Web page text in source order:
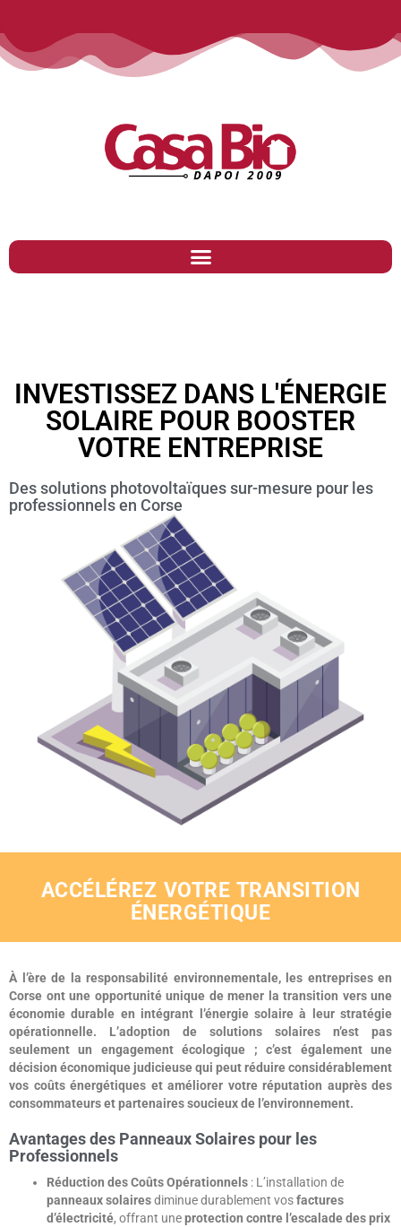
INVESTISSEZ DANS L'ÉNERGIE
SOLAIRE POUR BOOSTER
VOTRE ENTREPRISE
Des solutions photovoltaïques sur-mesure pour les
professionnels en Corse
ACCÉLÉREZ VOTRE TRANSITION
ÉNERGÉTIQUE
À l’ère de la responsabilité environnementale, les entreprises en
Corse ont une opportunité unique de mener la transition vers une
économie durable en intégrant l’énergie solaire à leur stratégie
opérationnelle. L’adoption de solutions solaires n’est pas
seulement un engagement écologique ; c’est également une
décision économique judicieuse qui peut réduire considérablement
vos coûts énergétiques et améliorer votre réputation auprès des
consommateurs et partenaires soucieux de l’environnement.
Avantages des Panneaux Solaires pour les
Professionnels
Réduction des Coûts Opérationnels : L’installation de
panneaux solairesdiminue durablement vosfactures
d’électricité, offrant uneprotection contre l’escalade des prix